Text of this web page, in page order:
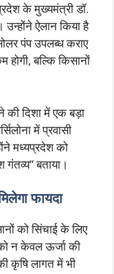
के मुख्यमंत्री डॉ.
उन्होंने ऐलान किया है
पंप उपलब्ध कराए
बल्कि किसानों
की दिशा में एक बड़ा
में प्रवासी
मध्यप्रदेश को
बताया।
फायदा
को सिंचाई के लिए
न केवल ऊर्जा की
कृषि लागत में भी